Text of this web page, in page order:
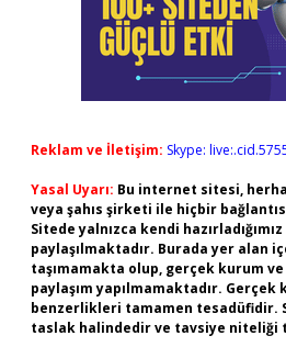
Reklam ve İletişim: Skype:
Yasal Uyarı: Bu internet sitesi,
veya şahıs şirketi ile hiçbir
Sitede yalnızca kendi
paylaşılmaktadır. Burada yer alan
taşımamakta olup, gerçek kurum
paylaşım yapılmamaktadır.
benzerlikleri tamamen tesadüfidir.
taslak halindedir ve tavsiye niteliği